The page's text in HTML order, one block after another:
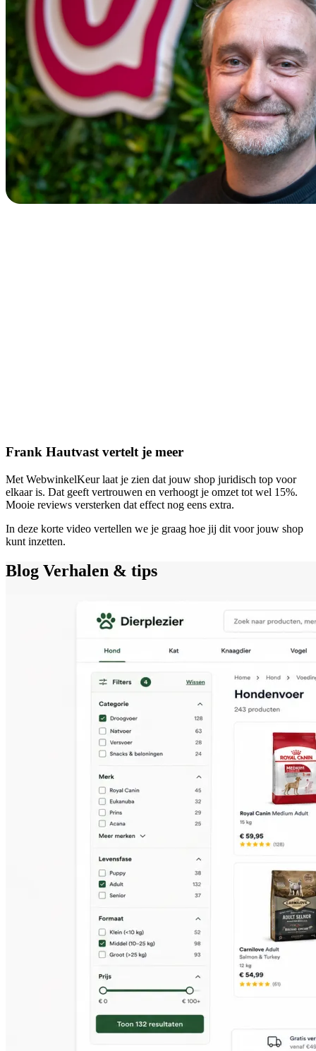
Frank Hautvast vertelt je meer
Met WebwinkelKeur laat je zien dat jouw shop juridisch top voor
elkaar is. Dat geeft vertrouwen en verhoogt je omzet tot wel 15%.
Mooie reviews versterken dat effect nog eens extra.
In deze korte video vertellen we je graag hoe jij dit voor jouw shop
kunt inzetten.
Blog Verhalen & tips